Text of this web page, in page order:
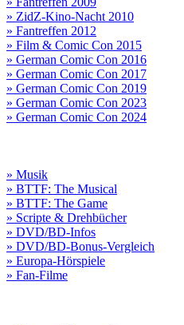
» ZidZ-Kino-Nacht 2010
» Fantreffen 2012
» Film & Comic Con 2015
» German Comic Con 2016
» German Comic Con 2017
» German Comic Con 2019
» German Comic Con 2023
» German Comic Con 2024
» Musik
» BTTF: The Musical
» BTTF: The Game
» Scripte & Drehbücher
» DVD/BD-Infos
» DVD/BD-Bonus-Vergleich
» Europa-Hörspiele
» Fan-Filme